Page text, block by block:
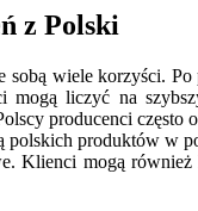
z Polski
wiele korzyści.
liczyć na
producenci
produktów w
Klienci mogą